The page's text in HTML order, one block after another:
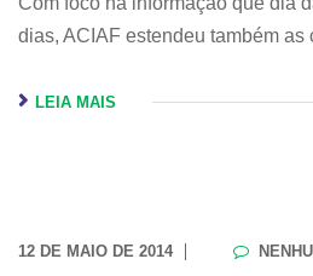
dias, ACIAF estendeu também as
LEIA MAIS
12 DE MAIO DE 2014